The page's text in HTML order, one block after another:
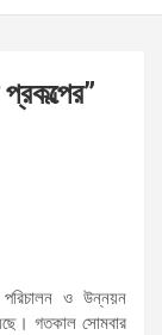
পরিচালন ও উন্নয়ন
গতকাল সোমবার